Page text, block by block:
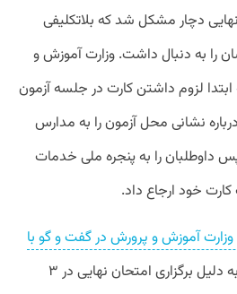
دچار مشکل شد که بلاتکلیفی
را به دنبال داشت. وزارت آموزش و
لزوم داشتن کارت در جلسه آزمون
نشانی محل آزمون را به مدارس
داوطلبان را به پنجره ملی خدمات
خود ارجاع داد.
وزارت آموزش و پرورش در گفت و گو با
، تعداد زیاد کاربران به دلیل برگزاری امتحان نهایی در ۳